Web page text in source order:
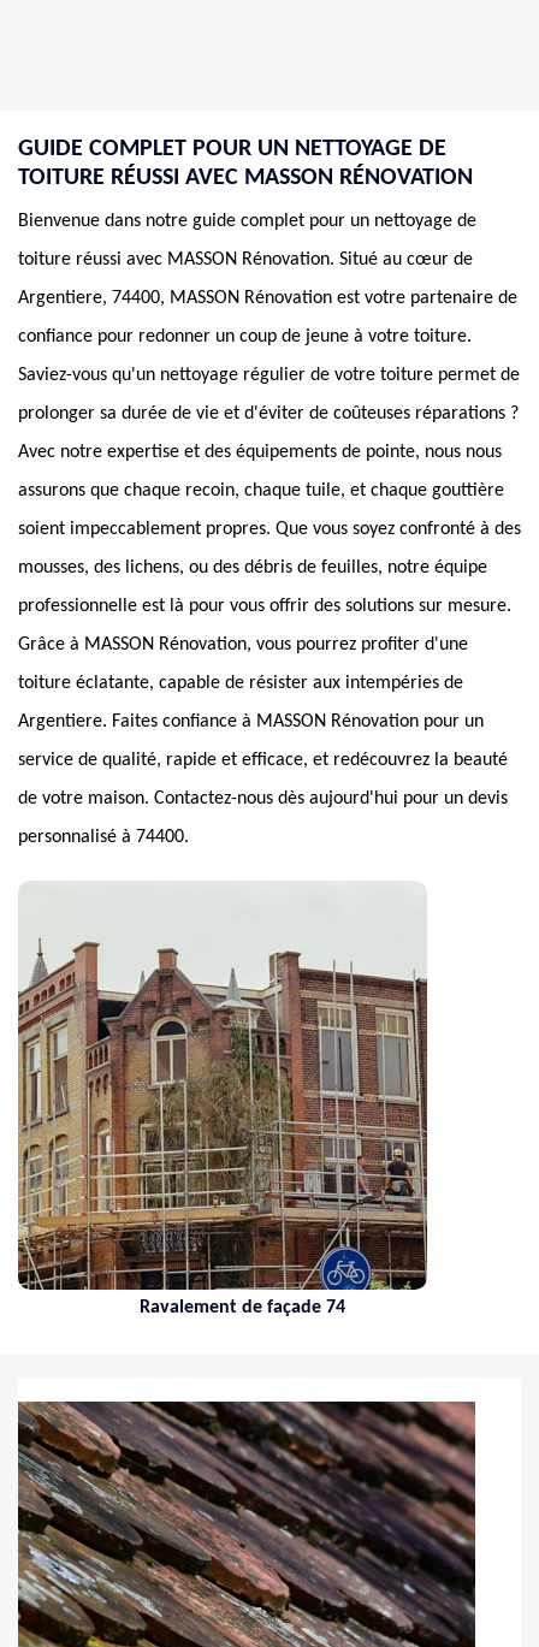
GUIDE COMPLET POUR UN NETTOYAGE DE
TOITURE RÉUSSI AVEC MASSON RÉNOVATION
Bienvenue dans notre guide complet pour un nettoyage de
toiture réussi avec MASSON Rénovation. Situé au cœur de
Argentiere, 74400, MASSON Rénovation est votre partenaire de
confiance pour redonner un coup de jeune à votre toiture.
Saviez-vous qu'un nettoyage régulier de votre toiture permet de
prolonger sa durée de vie et d'éviter de coûteuses réparations ?
Avec notre expertise et des équipements de pointe, nous nous
assurons que chaque recoin, chaque tuile, et chaque gouttière
soient impeccablement propres. Que vous soyez confronté à des
mousses, des lichens, ou des débris de feuilles, notre équipe
professionnelle est là pour vous offrir des solutions sur mesure.
Grâce à MASSON Rénovation, vous pourrez profiter d'une
toiture éclatante, capable de résister aux intempéries de
Argentiere. Faites confiance à MASSON Rénovation pour un
service de qualité, rapide et efficace, et redécouvrez la beauté
de votre maison. Contactez-nous dès aujourd'hui pour un devis
personnalisé à 74400.
Nettoyage de toiture 74